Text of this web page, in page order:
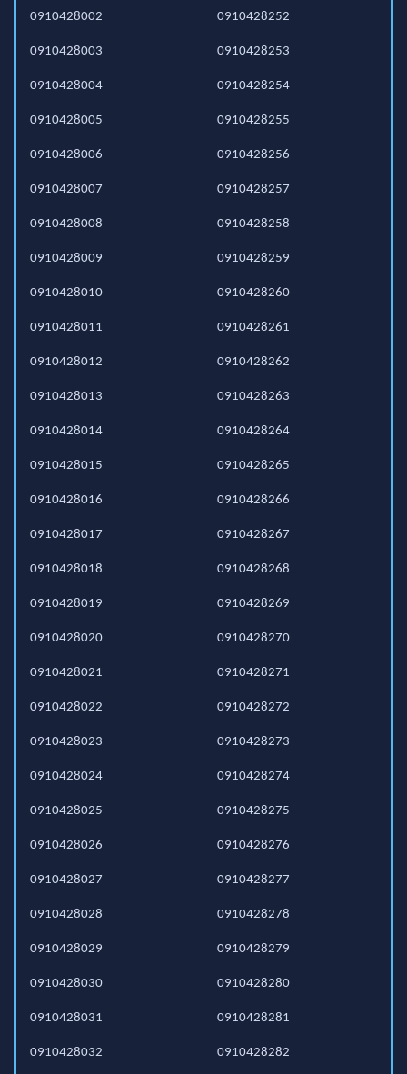
0910428002
0910428003
0910428004
0910428005
0910428006
0910428007
0910428008
0910428009
0910428010
0910428011
0910428012
0910428013
0910428014
0910428015
0910428016
0910428017
0910428018
0910428019
0910428020
0910428021
0910428022
0910428023
0910428024
0910428025
0910428026
0910428027
0910428028
0910428029
0910428030
0910428031
0910428032
0910428252
0910428253
0910428254
0910428255
0910428256
0910428257
0910428258
0910428259
0910428260
0910428261
0910428262
0910428263
0910428264
0910428265
0910428266
0910428267
0910428268
0910428269
0910428270
0910428271
0910428272
0910428273
0910428274
0910428275
0910428276
0910428277
0910428278
0910428279
0910428280
0910428281
0910428282